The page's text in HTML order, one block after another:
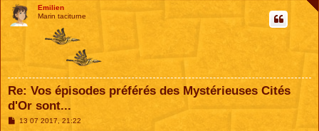
Emilien
Marin taciturne
Re: Vos épisodes préférés des Mystérieuses Cités
d'Or sont...
M13 07 2017, 21:22